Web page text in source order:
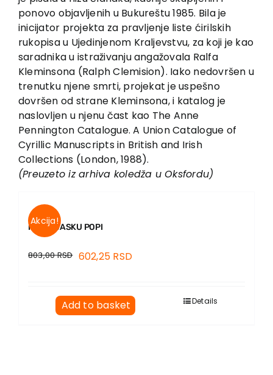
ponovo objavljenih u Bukureštu 1985. Bila je
inicijator projekta za pravljenje liste ćirilskih
rukopisa u Ujedinjenom Kraljevstvu, za koji je kao
saradnika u istraživanju angažovala Ralfa
Kleminsona (Ralph Clemision). Iako nedovršen u
trenutku njene smrti, projekat je uspešno
dovršen od strane Kleminsona, i katalog je
naslovljen u njenu čast kao The Anne
Pennington Catalogue. A Union Catalogue of
Cyrillic Manuscripts in British and Irish
Collections (London, 1988).
(Preuzeto iz arhiva koledža u Oksfordu)
Akcija!
PISMA VASKU POPI
803,00RSD 602,25 RSD
Add to basket Details